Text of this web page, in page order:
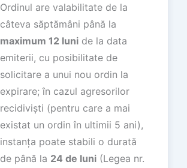
Ordinul are valabilitate de la
câteva săptămâni până la
maximum 12 luni de la data
emiterii, cu posibilitate de
solicitare a unui nou ordin la
expirare; în cazul agresorilor
recidiviști (pentru care a mai
existat un ordin în ultimii 5 ani),
instanța poate stabili o durată
de până la 24 de luni (Legea nr.